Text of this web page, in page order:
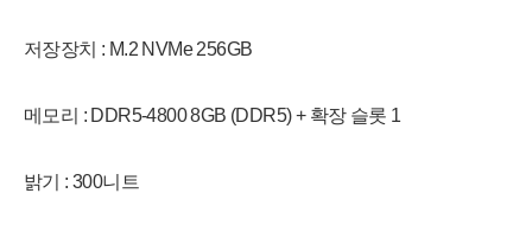
저장장치 : M.2 NVMe 256GB
메모리 : DDR5-4800 8GB (DDR5) + 확장 슬롯 1
밝기 : 300니트